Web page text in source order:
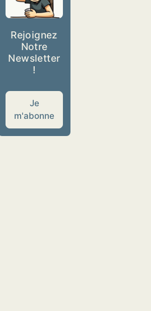
Rejoignez
Notre
Newsletter
!
Je
m'abonne